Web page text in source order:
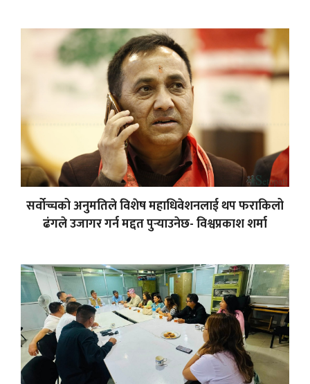
सर्वोच्चको अनुमतिले विशेष महाधिवेशनलाई थप फराकिलो
ढंगले उजागर गर्न मद्दत पुर्‍याउनेछ- विश्वप्रकाश शर्मा